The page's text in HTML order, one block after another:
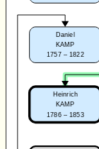
Heinrich
KAMP
1786 – 1853
Daniel
KAMP
1757 – 1822